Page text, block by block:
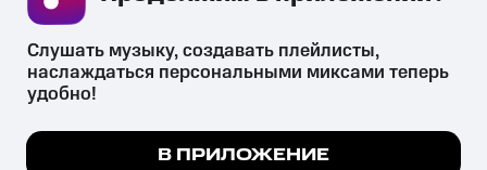
психотропных веществ, их аналогов причиняет вред здоровью,
их незаконный оборот запрещён и влечёт установленную
Мы используем куки, чтобы на сайте все
Слушать музыку, создавать плейлисты,
наслаждаться персональными миксами теперь
удобно!
В ПРИЛОЖЕНИЕ